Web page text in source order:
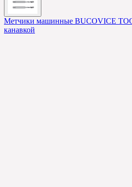
Метчики машинные BUCOVICE
канавкой